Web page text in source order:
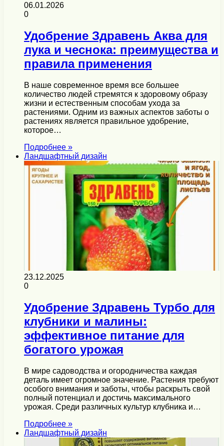
06.01.2026
0
Удобрение Здравень Аква для
лука и чеснока: преимущества и
правила применения
В наше современное время все большее
количество людей стремятся к здоровому образу
жизни и естественным способам ухода за
растениями. Одним из важных аспектов заботы о
растениях является правильное удобрение,
которое…
Подробнее »
Ландшафтный дизайн
23.12.2025
0
Удобрение Здравень Турбо для
клубники и малины:
эффективное питание для
богатого урожая
В мире садоводства и огородничества каждая
деталь имеет огромное значение. Растения требуют
особого внимания и заботы, чтобы раскрыть свой
полный потенциал и достичь максимального
урожая. Среди различных культур клубника и…
Подробнее »
Ландшафтный дизайн